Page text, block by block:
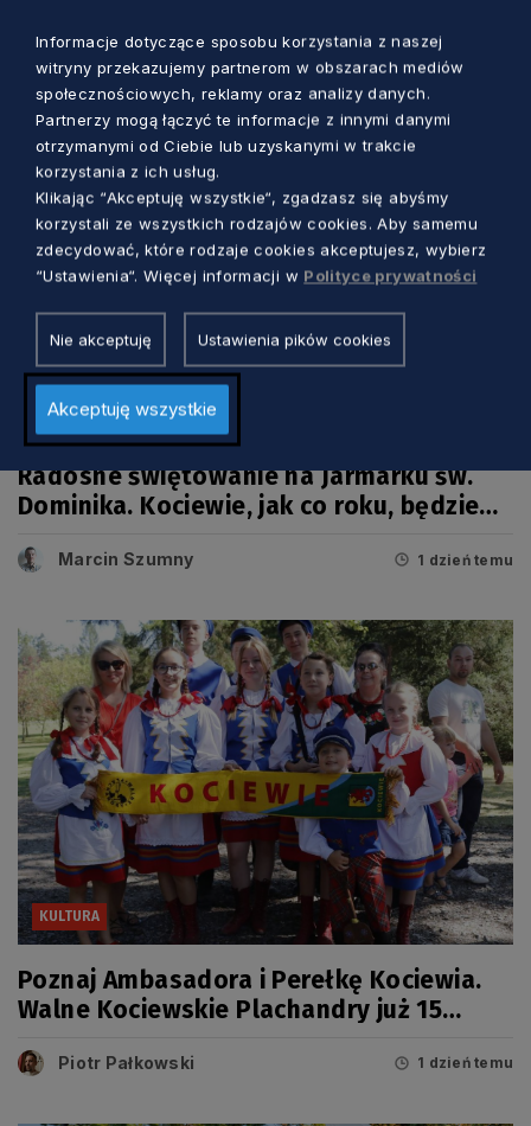
malowany”
Marcin Szumny 8 godzin temu
KULTURA
Radosne świętowanie na Jarmarku św.
Dominika. Kociewie, jak co roku, będzie
Marcin Szumny 1 dzień temu
KULTURA
Poznaj Ambasadora i Perełkę Kociewia.
Walne Kociewskie Plachandry już 15
Piotr Pałkowski 1 dzień temu
Informacje dotyczące sposobu korzystania z naszej
witryny przekazujemy partnerom w obszarach mediów
społecznościowych, reklamy oraz analizy danych.
Partnerzy mogą łączyć te informacje z innymi danymi
otrzymanymi od Ciebie lub uzyskanymi w trakcie
korzystania z ich usług.
Klikając “Akceptuję wszystkie“, zgadzasz się abyśmy
korzystali ze wszystkich rodzajów cookies. Aby samemu
zdecydować, które rodzaje cookies akceptujesz, wybierz
“Ustawienia“. Więcej informacji w Polityce prywatności
Nie akceptuję Ustawienia pików cookies
Akceptuję wszystkie